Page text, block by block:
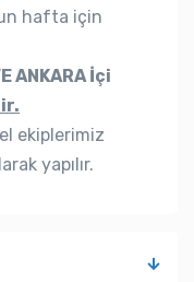
hafta için
ANKARA İçi
ekiplerimiz
yapılır.